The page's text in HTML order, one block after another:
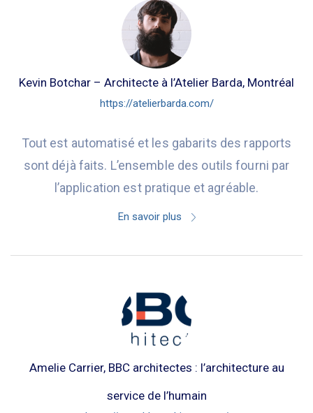
Kevin Botchar – Architecte à l’Atelier Barda, Montréal
https://atelierbarda.com/
Tout est automatisé et les gabarits des rapports
sont déjà faits. L’ensemble des outils fourni par
l’application est pratique et agréable.
En savoir plus
Amelie Carrier, BBC architectes : l’architecture au
service de l’humain